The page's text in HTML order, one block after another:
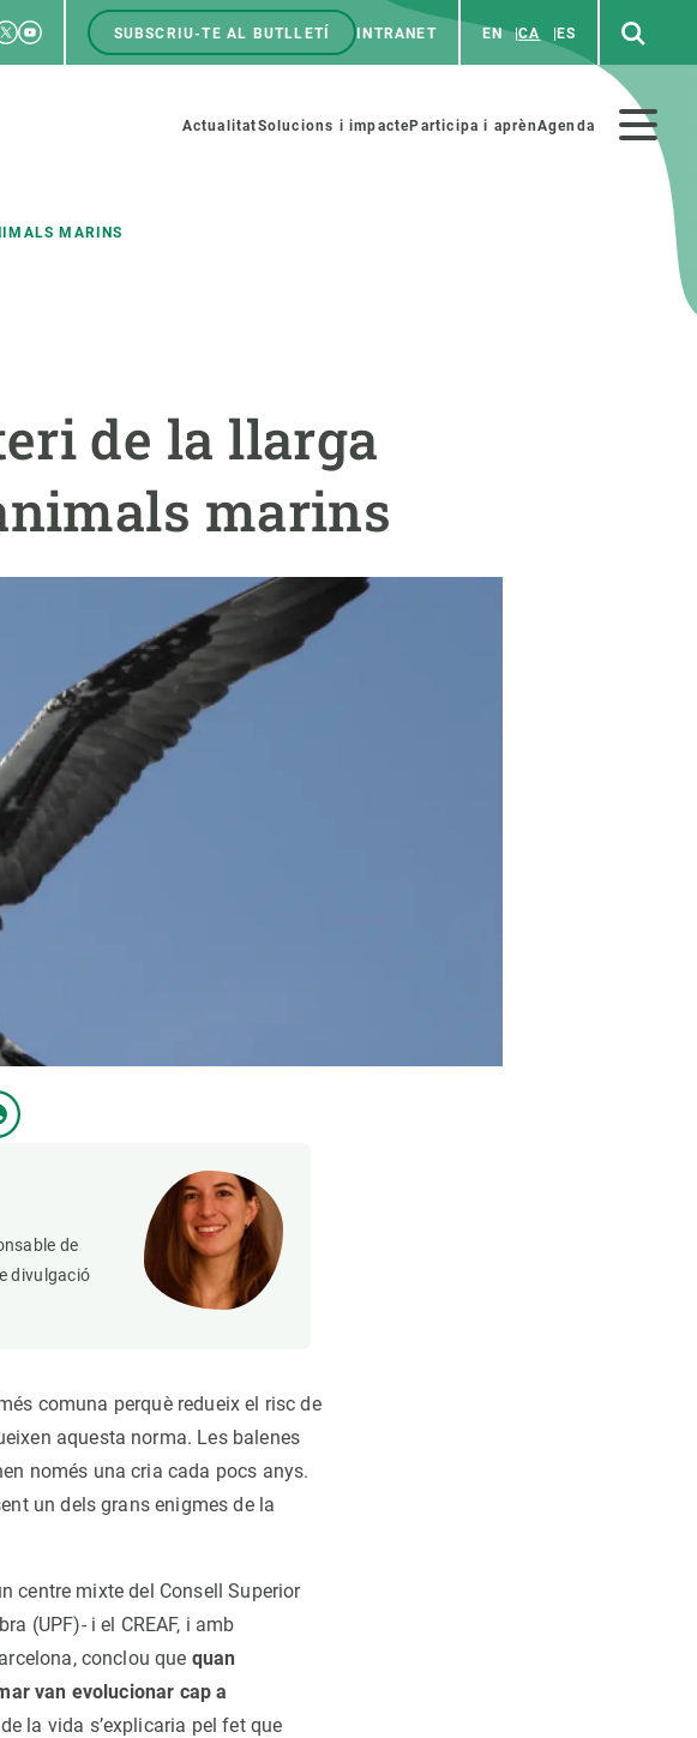
Youtube
Menú
SUBSCRIU-TE AL BUTLLETÍ INTRANET EN CA ES
Menú
ActualitatSolucions i impacteParticipa i aprènAgenda
MARINS
de la llarga
marins
de
divulgació
comuna perquè redueix el risc de
aquesta norma. Les balenes
només una cria cada pocs anys.
un dels grans enigmes de la
centre mixte del Consell Superior
(UPF)- i el CREAF, i amb
conclou que quan
van evolucionar cap a
la vida s’explicaria pel fet que
beca ERC
o sabàtic
de carrera
internes
Fes ciència amb nosaltres
COL·LABORA
Esdeveniments anteriors
Notícies
Canvi global